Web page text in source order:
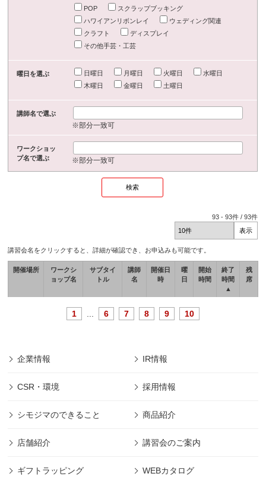
POP
スクラップブッキング
ハワイアンリボンレイ
ウェディング関連
クラフト
ディスプレイ
その他手芸・工芸
曜日を選ぶ 日曜日 月曜日 火曜日
水曜日
木曜日
金曜日 土曜日
講師名で選ぶ
※部分一致可
ワークショッ
プ名で選ぶ
※部分一致可
93 -93件 /93件
講習会名をクリックすると、詳細が確認でき、お申込みも可能です。
開催場所
ワークシ
ョップ名
サブタイ
トル
講師
名
開催日
時
曜
日
開始
時間
終了
時間
▲
残
席
1 6 7 8 9 10
企業情報 IR情報
CSR・環境 採用情報
シモジマのできること 商品紹介
店舗紹介 講習会のご案内
ギフトラッピング WEBカタログ